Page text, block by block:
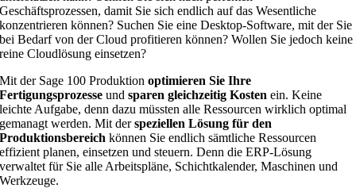
Geschäftsprozessen, damit Sie sich endlich auf das Wesentliche
konzentrieren können? Suchen Sie eine Desktop-Software, mit der Sie
bei Bedarf von der Cloud profitieren können? Wollen Sie jedoch keine
reine Cloudlösung einsetzen?
Mit der Sage 100 Produktionoptimieren Sie Ihre
Fertigungsprozesse undsparen gleichzeitig Kosten ein. Keine
leichte Aufgabe, denn dazu müssten alle Ressourcen wirklich optimal
gemanagt werden. Mit derspeziellen Lösung für den
Produktionsbereich können Sie endlich sämtliche Ressourcen
effizient planen, einsetzen und steuern. Denn die ERP-Lösung
verwaltet für Sie alle Arbeitspläne, Schichtkalender, Maschinen und
Werkzeuge.